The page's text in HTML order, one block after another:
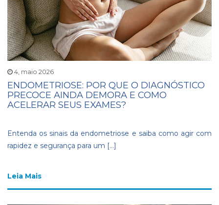
4, maio 2026
ENDOMETRIOSE: POR QUE O DIAGNÓSTICO
PRECOCE AINDA DEMORA E COMO
ACELERAR SEUS EXAMES?
Entenda os sinais da endometriose e saiba como agir com
rapidez e segurança para um […]
Leia Mais